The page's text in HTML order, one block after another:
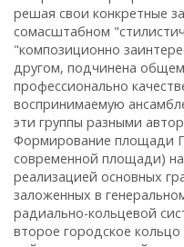
решая свои конкретные
сомасштабном
"композиционно
другом, подчинена
профессионально
воспринимаемую
эти группы разными
Формирование площади
современной площади)
реализацией основных
заложенных в
радиально-кольцевой
второе городское